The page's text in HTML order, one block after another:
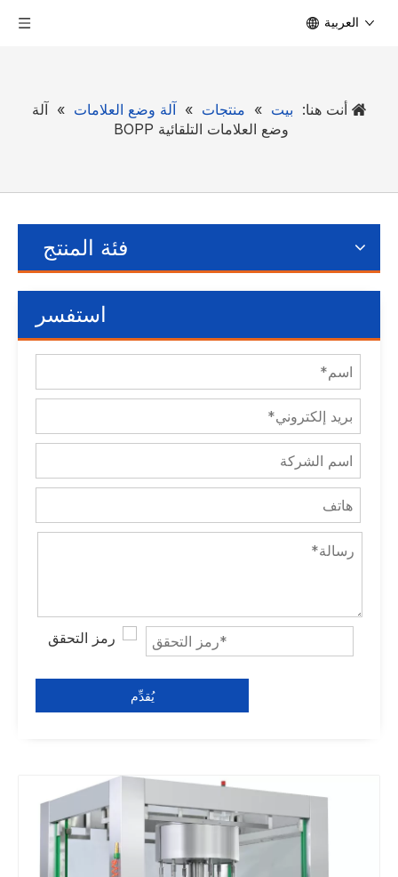
العربية
أنت هنا: بيت » منتجات » آلة وضع العلامات » آلة
وضع العلامات التلقائية BOPP
فئة المنتج
استفسر
يُقدِّم